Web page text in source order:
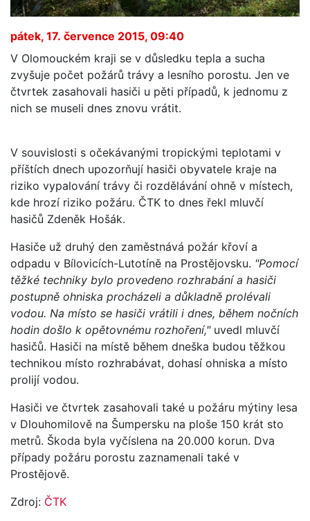
pátek, 17. července 2015, 09:40
V Olomouckém kraji se v důsledku tepla a sucha
zvyšuje počet požárů trávy a lesního porostu. Jen ve
čtvrtek zasahovali hasiči u pěti případů, k jednomu z
nich se museli dnes znovu vrátit.
V souvislosti s očekávanými tropickými teplotami v
příštích dnech upozorňují hasiči obyvatele kraje na
riziko vypalování trávy či rozdělávání ohně v místech,
kde hrozí riziko požáru. ČTK to dnes řekl mluvčí
hasičů Zdeněk Hošák.
Hasiče už druhý den zaměstnává požár křoví a
odpadu v Bílovicích-Lutotíně na Prostějovsku. "Pomocí
těžké techniky bylo provedeno rozhrabání a hasiči
postupně ohniska procházeli a důkladně prolévali
vodou. Na místo se hasiči vrátili i dnes, během nočních
hodin došlo k opětovnému rozhoření,"uvedl mluvčí
hasičů. Hasiči na místě během dneška budou těžkou
technikou místo rozhrabávat, dohasí ohniska a místo
prolijí vodou.
Hasiči ve čtvrtek zasahovali také u požáru mýtiny lesa
v Dlouhomilově na Šumpersku na ploše 150 krát sto
metrů. Škoda byla vyčíslena na 20.000 korun. Dva
případy požáru porostu zaznamenali také v
Prostějově.
Zdroj: ČTK